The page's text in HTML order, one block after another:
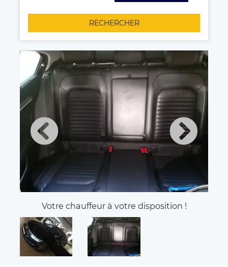
RECHERCHER
Votre chauffeur à votre disposition !